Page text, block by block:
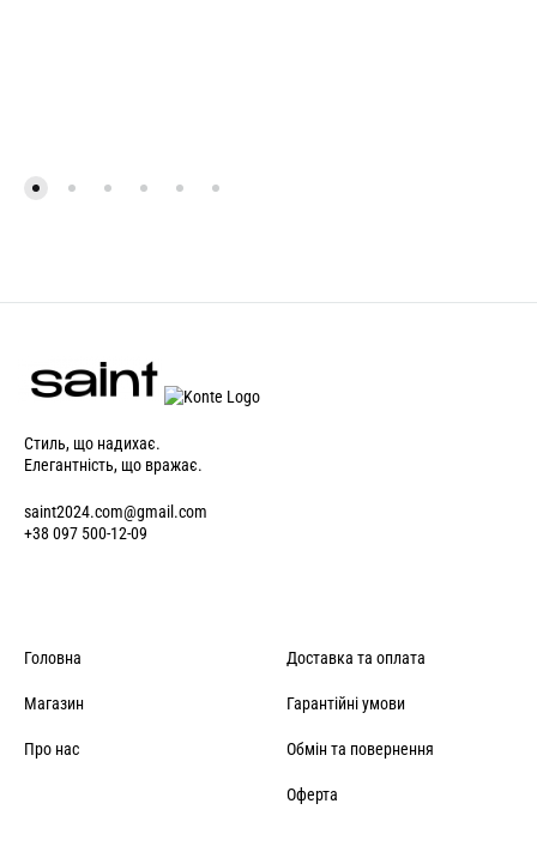
Стиль, що надихає.
Елегантність, що вражає.
saint2024.com@gmail.com
+38 097 500-12-09
Головна
Магазин
Про нас
Доставка та оплата
Гарантійні умови
Обмін та повернення
Оферта